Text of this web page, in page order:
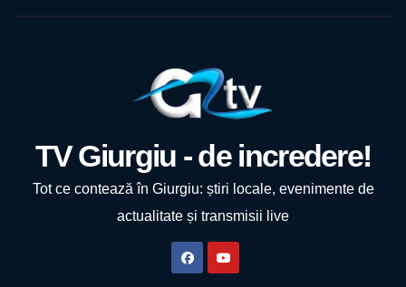
TV Giurgiu - de incredere!
Tot ce contează în Giurgiu: știri locale, evenimente de
actualitate și transmisii live